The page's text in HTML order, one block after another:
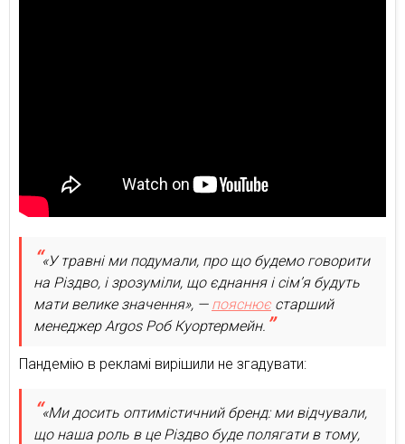
«У травні ми подумали, про що будемо говорити
на Різдво, і зрозуміли, що єднання і сім’я будуть
мати велике значення», — пояснює старший
менеджер Argos Роб Куортермейн.
Пандемію в рекламі вирішили не згадувати:
«Ми досить оптимістичний бренд: ми відчували,
що наша роль в це Різдво буде полягати в тому,